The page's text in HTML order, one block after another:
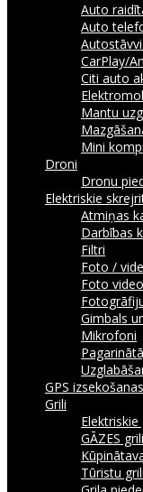
Auto
Auto
CarPlay/
Citi auto
Mantu
Mini
Droni
Dronu
Elektriskie
Atmiņas
Darbības
Filtri
Foto /
Foto
Gimbals
Mikrofoni
GPS
Grili
Elektriskie
GĀZES grili
Tūristu grili